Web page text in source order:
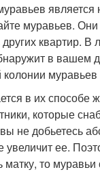
муравьев. Они
квартир.
в вашем
колонии
в их способе
которые
не добьетесь
увеличит ее.
то